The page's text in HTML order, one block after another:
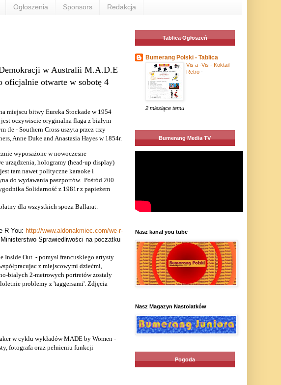
Ogłoszenia Sponsors Redakcja
w Australii M.A.D.E
oficjalnie otwarte w sobotę 4
miejscu bitwy Eureka Stockade w 1954
oczywiscie oryginalna flaga z białym
tle - Southern Cross uszyta przez trzy
Anne Duke and Anastasia Hayes w 1854r.
wyposażone w nowoczesne
urządzenia, hologramy (head-up display)
tam nawet polityczne karaoke i
do wydawania paszportów. Pośród 200
Solidarność z 1981r z papieżem
dla wszystkich spoza Ballarat.
R You: http://www.aldonakmiec.com/we-r-
Sprawiedliwości na poczatku
Inside Out - pomysł francuskiego artysty
z miejscowymi dziećmi,
bialych 2-metrowych portretów zostały
problemy z 'taggersami'. Zdjęcia
w cyklu wykładów MADE by Women -
fotografa oraz pełnieniu funkcji
Tablica Ogłoszeń
Bumerang Polski - Tablica
Vis a -Vis - Koktail
Retro -
2 miesiące temu
Bumerang Media TV
Nasz kanał you tube
Nasz Magazyn Nastolatków
Pogoda